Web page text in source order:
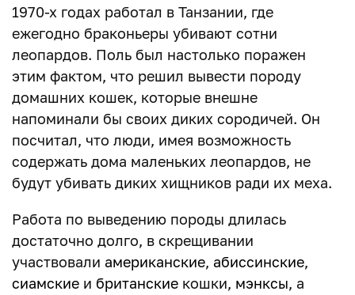
1970-х годах работал в Танзании, где
ежегодно браконьеры убивают сотни
леопардов. Поль был настолько поражен
этим фактом, что решил вывести породу
домашних кошек, которые внешне
напоминали бы своих диких сородичей. Он
посчитал, что люди, имея возможность
содержать дома маленьких леопардов, не
будут убивать диких хищников ради их меха.
Работа по выведению породы длилась
достаточно долго, в скрещивании
участвовали американские, абиссинские,
сиамские и британские кошки, мэнксы, а